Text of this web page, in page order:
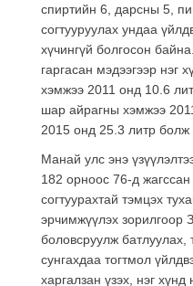
спиртийн 6, дарсны 5,
согтууруулах ундаа
хүчингүй болгосон
гаргасан мэдээгээр нэг
хэмжээ 2011 онд 10.6
шар айрагны хэмжээ
2015 онд 25.3 литр болж
Манай улс энэ
182 орноос 76-д
согтуурахтай тэмцэх
эрчимжүүлэх зорилгоор
боловсруулж батлуулах,
сунгахдаа тогтмол
харгалзан үзэх, нэг